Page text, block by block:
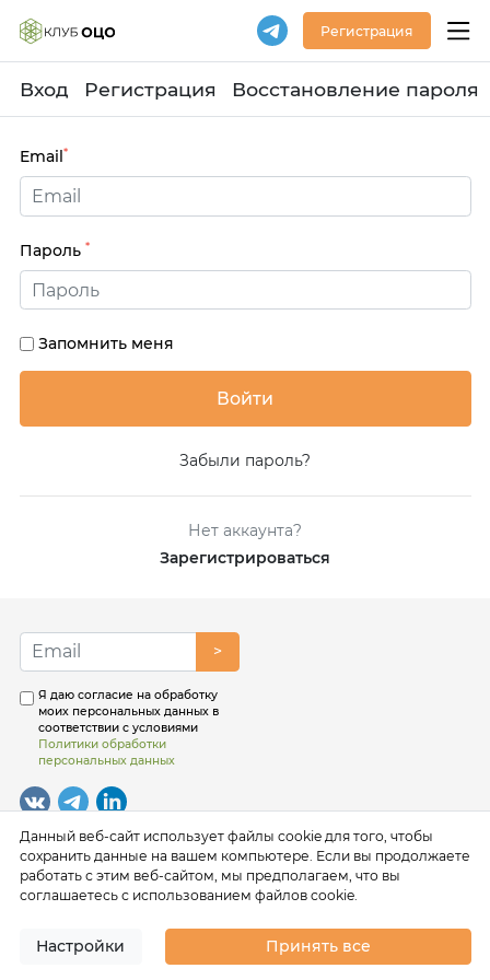
Регистрация
Вход Регистрация Восстановление пароля
Email*
Пароль *
Запомнить меня
Забыли пароль?
Нет аккаунта?
Зарегистрироваться
>
Я даю согласие на обработку
моих персональных данных в
соответствии с условиями
Политики обработки
персональных данных
Данный веб-сайт использует файлы cookie для того, чтобы
сохранить данные на вашем компьютере. Если вы продолжаете
работать с этим веб-сайтом, мы предполагаем, что вы
соглашаетесь с использованием файлов cookie.
Настройки Принять все